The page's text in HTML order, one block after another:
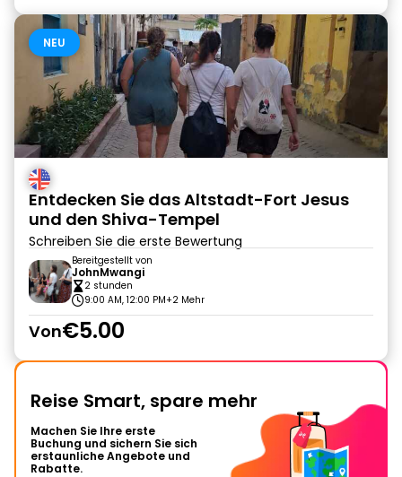
NEU
Entdecken Sie das Altstadt-Fort Jesus
und den Shiva-Tempel
Schreiben Sie die erste Bewertung
Bereitgestellt von
JohnMwangi
2 stunden
9:00 AM, 12:00 PM+2 Mehr
Von€5.00
Reise Smart, spare mehr
Machen Sie Ihre erste
Buchung und sichern Sie sich
erstaunliche Angebote und
Rabatte.